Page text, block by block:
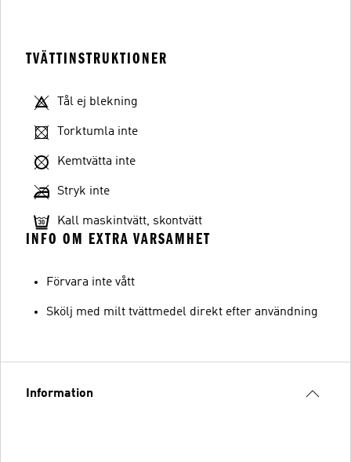
TVÄTTINSTRUKTIONER
Tål ej blekning
Torktumla inte
Kemtvätta inte
Stryk inte
Kall maskintvätt, skontvätt
INFO OM EXTRA VARSAMHET
Förvara inte vått
Skölj med milt tvättmedel direkt efter användning
Information